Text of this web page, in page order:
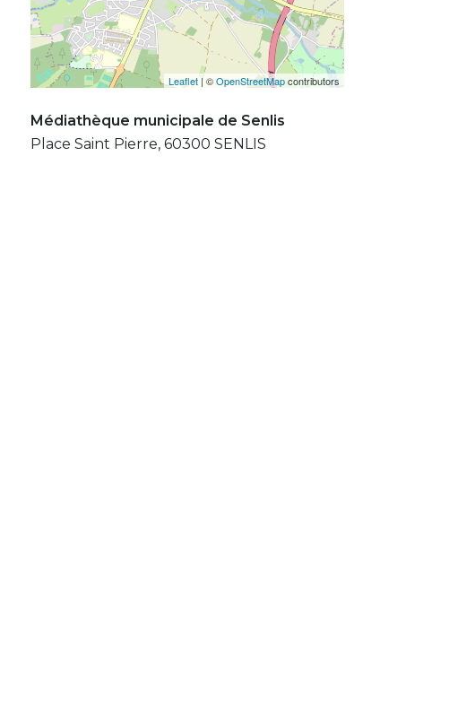
Leaflet | ©OpenStreetMapcontributors
Médiathèque municipale de Senlis
Place Saint Pierre, 60300 SENLIS